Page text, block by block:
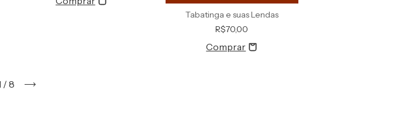
Tabatinga e suas Lendas
R$70,00
/ 8